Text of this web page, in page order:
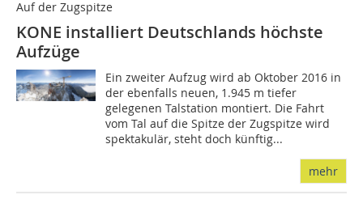
Auf der Zugspitze
KONE installiert Deutschlands höchste
Aufzüge
Ein zweiter Aufzug wird ab Oktober 2016 in
der ebenfalls neuen, 1.945 m tiefer
gelegenen Talstation montiert. Die Fahrt
vom Tal auf die Spitze der Zugspitze wird
spektakulär, steht doch künftig...
mehr